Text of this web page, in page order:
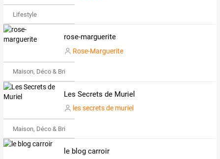
Lifestyle
rose-marguerite
Rose-Marguerite
Maison, Déco & Bricolage
Les Secrets de Muriel
les secrets de muriel
Maison, Déco & Bricolage
le blog carroir